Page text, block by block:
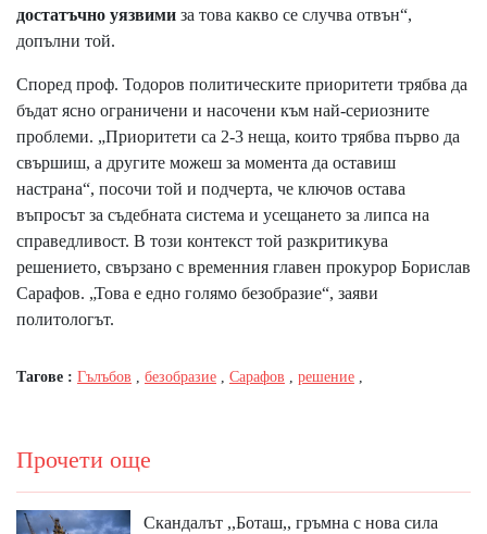
достатъчно уязвими за това какво се случва отвън“,
допълни той.
Според проф. Тодоров политическите приоритети трябва да
бъдат ясно ограничени и насочени към най-сериозните
проблеми. „Приоритети са 2-3 неща, които трябва първо да
свършиш, а другите можеш за момента да оставиш
настрана“, посочи той и подчерта, че ключов остава
въпросът за съдебната система и усещането за липса на
справедливост. В този контекст той разкритикува
решението, свързано с временния главен прокурор Борислав
Сарафов. „Това е едно голямо безобразие“, заяви
политологът.
Тагове : Гълъбов , безобразие , Сарафов , решение ,
Прочети още
Скандалът ,,Боташ,, гръмна с нова сила